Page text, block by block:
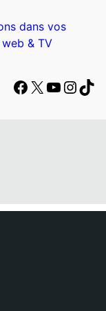
dans vos
& TV
Facebook
X